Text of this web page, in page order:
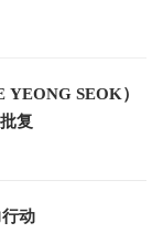
SEOK）
复
动